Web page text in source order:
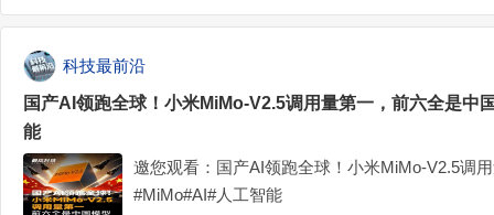
科技最前沿
国产AI领跑全球！小米MiMo-V2.5调用量第一，前六全是中
能
邀您观看：国产AI领跑全球！小米MiMo-V2.5调
#MiMo#AI#人工智能